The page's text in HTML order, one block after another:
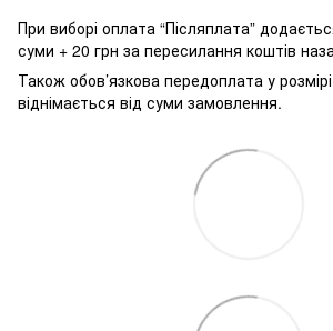
При виборі оплата “Післяплата”
суми + 20 грн за пересилання коштів
Також обов’язкова передоплата у
віднімається від суми замовлення.